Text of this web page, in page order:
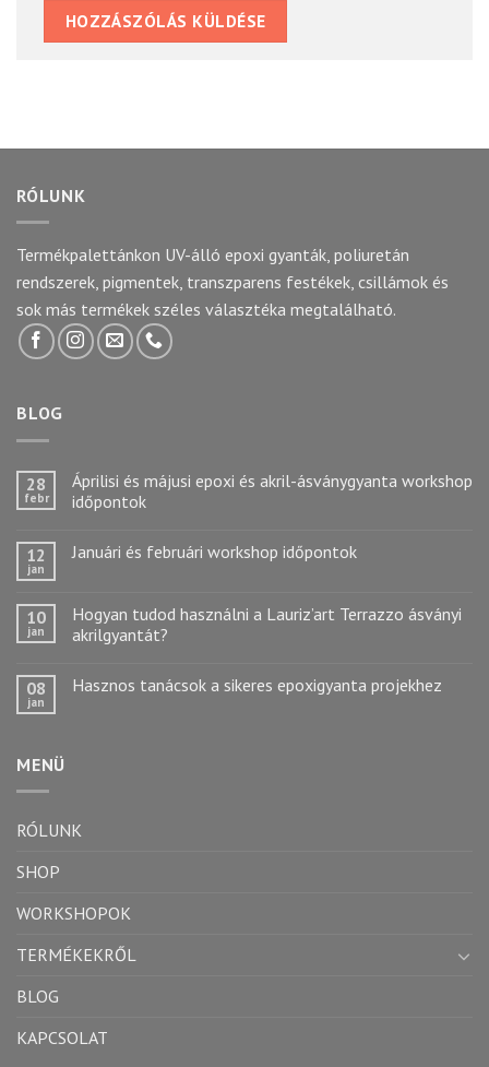
RÓLUNK
Termékpalettánkon UV-álló epoxi gyanták, poliuretán
rendszerek, pigmentek, transzparens festékek, csillámok és
sok más termékek széles választéka megtalálható.
BLOG
28
febr
Áprilisi és májusi epoxi és akril-ásványgyanta workshop
időpontok
12
jan
Januári és februári workshop időpontok
10
jan
Hogyan tudod használni a Lauriz’art Terrazzo ásványi
akrilgyantát?
08
jan
Hasznos tanácsok a sikeres epoxigyanta projekhez
MENÜ
RÓLUNK
SHOP
WORKSHOPOK
TERMÉKEKRŐL
BLOG
KAPCSOLAT